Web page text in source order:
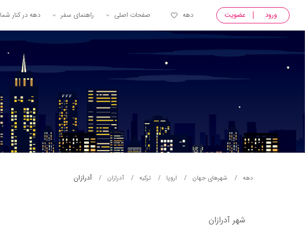
ورود عضویت دهه صفحات اصلی راهنمای سفر دهه در کنار شما
دهه شهرهای جهان اروپا ترکیه آدرازان آدرازان
شهر آدرازان